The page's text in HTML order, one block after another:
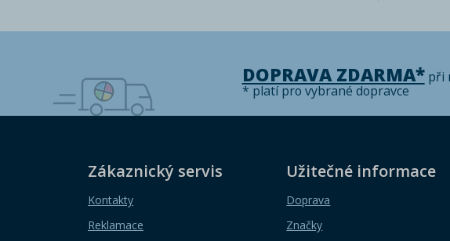
DOPRAVA ZDARMA*při
* platí pro vybrané dopravce
Zákaznický servis
Kontakty
Reklamace
Užitečné informace
Doprava
Značky